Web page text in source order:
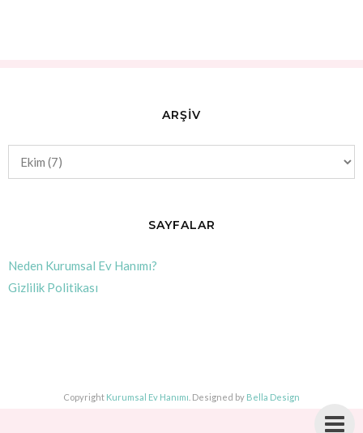
ARŞİV
SAYFALAR
Neden Kurumsal Ev Hanımı?
Gizlilik Politikası
Copyright Kurumsal Ev Hanımı . Designed by Bella Design